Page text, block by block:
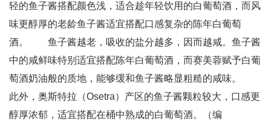
轻的鱼子酱搭配颜色浅，适合趁年轻饮用的白葡萄酒，而风
味更醇厚的老龄鱼子酱适宜搭配口感复杂的陈年白葡萄
酒。 鱼子酱越老，吸收的盐分越多，因而越咸。鱼子酱
中的咸鲜味特别适宜搭配陈年白葡萄酒，而赛美蓉赋予白葡
萄酒奶油般的质地，能够缓和鱼子酱略显粗糙的咸味。
此外，奥斯特拉（Osetra）产区的鱼子酱颗粒较大，口感更
醇厚浓郁，适宜搭配在桶中熟成的白葡萄酒。（编